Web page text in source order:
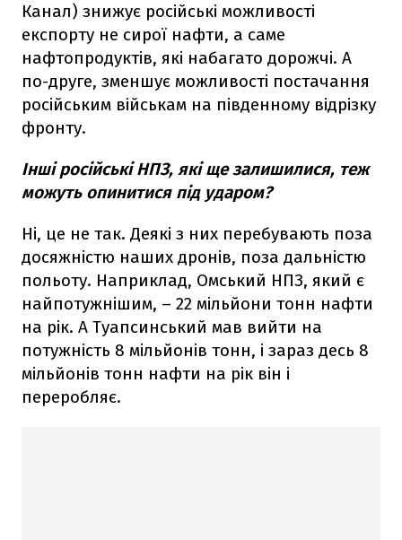
Канал) знижує російські можливості
експорту не сирої нафти, а саме
нафтопродуктів, які набагато дорожчі. А
по-друге, зменшує можливості постачання
російським військам на південному відрізку
фронту.
Інші російські НПЗ, які ще залишилися, теж
можуть опинитися під ударом?
Ні, це не так. Деякі з них перебувають поза
досяжністю наших дронів, поза дальністю
польоту. Наприклад, Омський НПЗ, який є
найпотужнішим, – 22 мільйони тонн нафти
на рік. А Туапсинський мав вийти на
потужність 8 мільйонів тонн, і зараз десь 8
мільйонів тонн нафти на рік він і
переробляє.